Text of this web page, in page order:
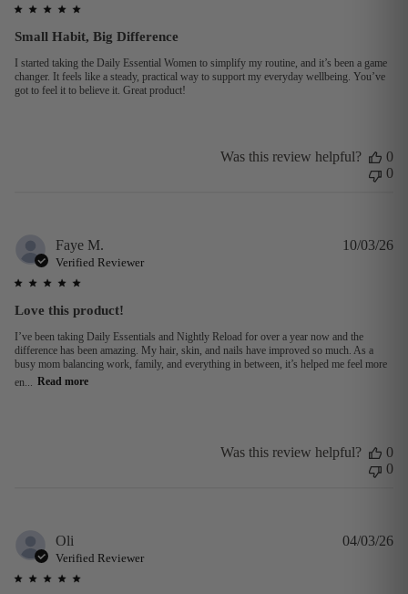
Small Habit, Big Difference
I started taking the Daily Essential Women to simplify my routine, and it’s been a game
changer. It feels like a steady, practical way to support my everyday wellbeing. You’ve
got to feel it to believe it. Great product!
Was this review helpful?
0
0
Faye M.
Verified Reviewer
Love this product!
I’ve been taking Daily Essentials and Nightly Reload for over a year now and the
difference has been amazing. My hair, skin, and nails have improved so much. As a
busy mom balancing work, family, and everything in between, it’s helped me feel more
en...
Read more
10/03/26
Was this review helpful?
0
0
Oli
Verified Reviewer
04/03/26